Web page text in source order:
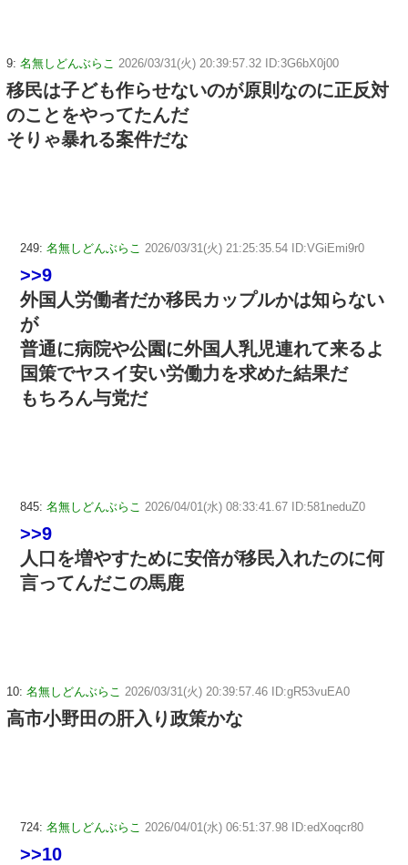
9: 名無しどんぶらこ 2026/03/31(火) 20:39:57.32 ID:3G6bX0j00
移民は子ども作らせないのが原則なのに正反対
のことをやってたんだ
そりゃ暴れる案件だな
249: 名無しどんぶらこ 2026/03/31(火) 21:25:35.54 ID:VGiEmi9r0
>>9
外国人労働者だか移民カップルかは知らない
が
普通に病院や公園に外国人乳児連れて来るよ
国策でヤスイ安い労働力を求めた結果だ
もちろん与党だ
845: 名無しどんぶらこ 2026/04/01(水) 08:33:41.67 ID:581neduZ0
>>9
人口を増やすために安倍が移民入れたのに何
言ってんだこの馬鹿
10: 名無しどんぶらこ 2026/03/31(火) 20:39:57.46 ID:gR53vuEA0
高市小野田の肝入り政策かな
724: 名無しどんぶらこ 2026/04/01(水) 06:51:37.98 ID:edXoqcr80
>>10